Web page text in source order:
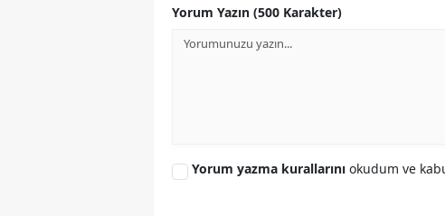
Yorum Yazın (500 Karakter)
Yorum yazma kurallarını okudum ve